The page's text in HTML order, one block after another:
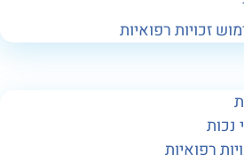
רפואיות